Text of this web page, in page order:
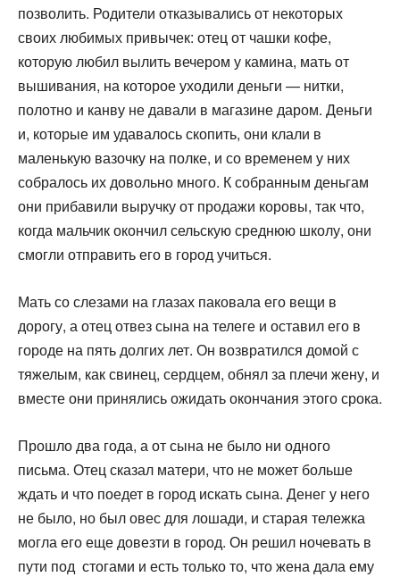
позволить. Родители отказывались от некоторых
своих любимых привычек: отец от чашки кофе,
которую любил вылить вечером у камина, мать от
вышивания, на которое уходили деньги — нитки,
полотно и канву не давали в магазине даром. Деньги
и, которые им удавалось скопить, они клали в
маленькую вазочку на полке, и со временем у них
собралось их довольно много. К собранным деньгам
они прибавили выручку от продажи коровы, так что,
когда мальчик окончил сельскую среднюю школу, они
смогли отправить его в город учиться.
Мать со слезами на глазах паковала его вещи в
дорогу, а отец отвез сына на телеге и оставил его в
городе на пять долгих лет. Он возвратился домой с
тяжелым, как свинец, сердцем, обнял за плечи жену, и
вместе они принялись ожи­дать окончания этого срока.
Прошло два года, а от сына не было ни одного
письма. Отец сказал матери, что не может больше
ждать и что поедет в го­род искать сына. Денег у него
не было, но был овес для ло­шади, и старая тележка
могла его еще довезти в город. Он решил ночевать в
пути под стогами и есть только то, что жена дала ему